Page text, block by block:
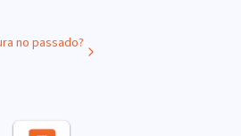
no passado?